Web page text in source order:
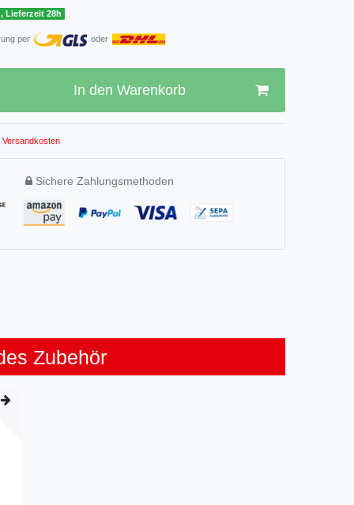
Lieferzeit 28h
per oder
In den Warenkorb
Versandkosten
Sichere Zahlungsmethoden
Zubehör